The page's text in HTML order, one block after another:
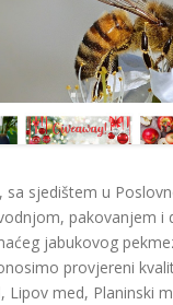
sa sjedištem u
pakovanjem i
jabukovog
provjereni
Lipov med, Planinski